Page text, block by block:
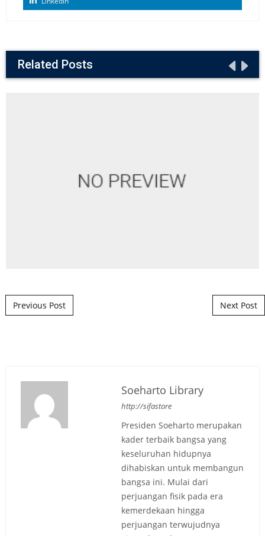
Related Posts
Post navigation
Previous Post Next Post
Soeharto Library
http://sifastore
Presiden Soeharto merupakan
kader terbaik bangsa yang
keseluruhan hidupnya
dihabiskan untuk membangun
bangsa ini. Mulai dari
perjuangan fisik pada era
kemerdekaan hingga
perjuangan terwujudnya